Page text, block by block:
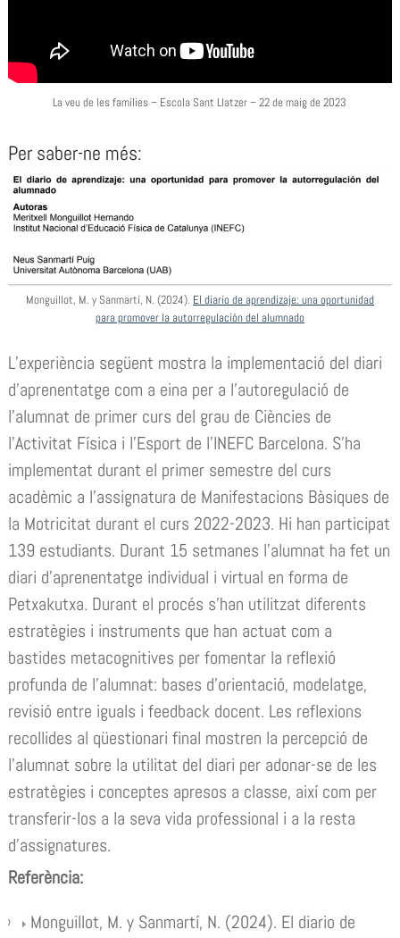
La veu de les famílies – Escola Sant Llatzer – 22 de maig de 2023
Per saber-ne més:
Monguillot, M. y Sanmartí, N. (2024). El diario de aprendizaje: una oportunidad
para promover la autorregulación del alumnado
L’experiència següent mostra la implementació del diari
d’aprenentatge com a eina per a l’autoregulació de
l’alumnat de primer curs del grau de Ciències de
l’Activitat Física i l’Esport de l’INEFC Barcelona. S’ha
implementat durant el primer semestre del curs
acadèmic a l’assignatura de Manifestacions Bàsiques de
la Motricitat durant el curs 2022-2023. Hi han participat
139 estudiants. Durant 15 setmanes l’alumnat ha fet un
diari d’aprenentatge individual i virtual en forma de
Petxakutxa. Durant el procés s’han utilitzat diferents
estratègies i instruments que han actuat com a
bastides metacognitives per fomentar la reflexió
profunda de l’alumnat: bases d’orientació, modelatge,
revisió entre iguals i feedback docent. Les reflexions
recollides al qüestionari final mostren la percepció de
l’alumnat sobre la utilitat del diari per adonar-se de les
estratègies i conceptes apresos a classe, així com per
transferir-los a la seva vida professional i a la resta
d’assignatures.
Referència:
Monguillot, M. y Sanmartí, N. (2024). El diario de